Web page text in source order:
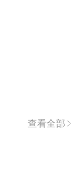
查看全部